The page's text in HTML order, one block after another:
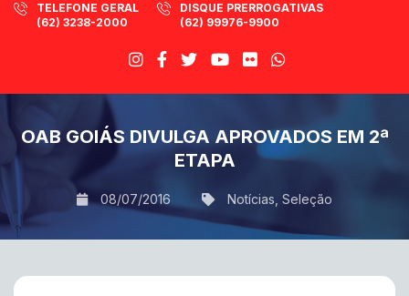
TELEFONE GERAL
(62) 3238-2000
DISQUE PRERROGATIVAS
(62) 99976-9900
OAB GOIÁS DIVULGA APROVADOS EM 2ª
ETAPA
08/07/2016 Notícias Seleção